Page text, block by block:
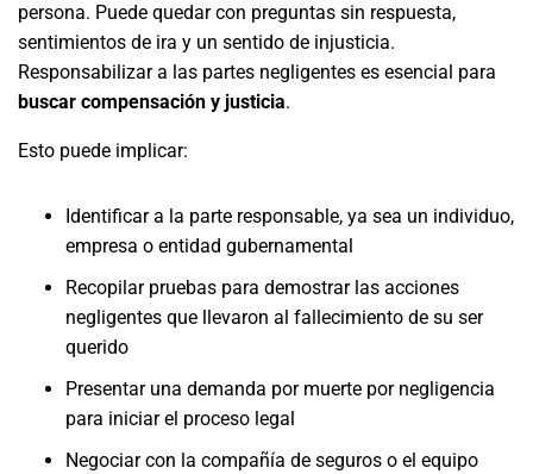
persona. Puede quedar con preguntas sin respuesta,
sentimientos de ira y un sentido de injusticia.
Responsabilizar a las partes negligentes es esencial para
buscar compensación y justicia.
Esto puede implicar:
Identificar a la parte responsable, ya sea un individuo,
empresa o entidad gubernamental
Recopilar pruebas para demostrar las acciones
negligentes que llevaron al fallecimiento de su ser
querido
Presentar una demanda por muerte por negligencia
para iniciar el proceso legal
Negociar con la compañía de seguros o el equipo